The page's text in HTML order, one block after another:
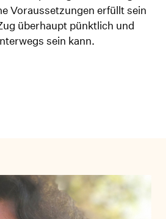
Voraussetzungen erfüllt sein
überhaupt pünktlich und
sein kann.